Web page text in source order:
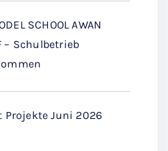
SCHOOL AWAN
– Schulbetrieb
Projekte Juni 2026